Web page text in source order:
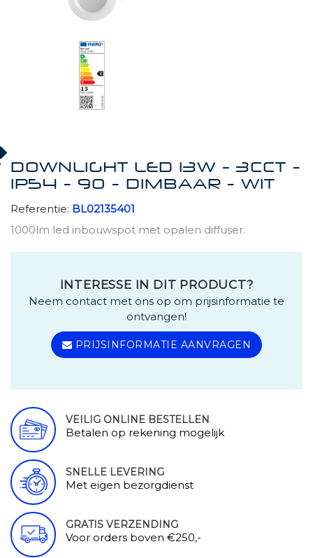
DOWNLIGHT LED 13W - 3CCT -
IP54 - 90 - DIMBAAR - WIT
Referentie: BL02135401
1000lm led inbouwspot met opalen diffuser.
INTERESSE IN DIT PRODUCT?
Neem contact met ons op om prijsinformatie te
ontvangen!
PRIJSINFORMATIE AANVRAGEN
VEILIG ONLINE BESTELLEN
Betalen op rekening mogelijk
SNELLE LEVERING
Met eigen bezorgdienst
GRATIS VERZENDING
Voor orders boven €250,-